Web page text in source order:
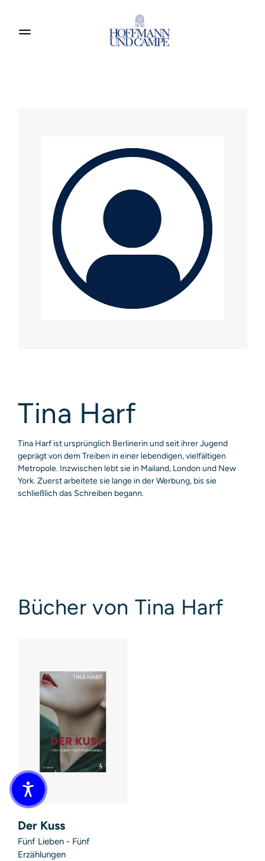
Produkte entdecken
Tina Harf
Tina Harf ist ursprünglich Berlinerin und seit ihrer Jugend
geprägt von dem Treiben in einer lebendigen, vielfältigen
Metropole. Inzwischen lebt sie in Mailand, London und New
York. Zuerst arbeitete sie lange in der Werbung, bis sie
schließlich das Schreiben begann.
Bücher von Tina Harf
Der Kuss
Fünf Lieben - Fünf
Erzählungen